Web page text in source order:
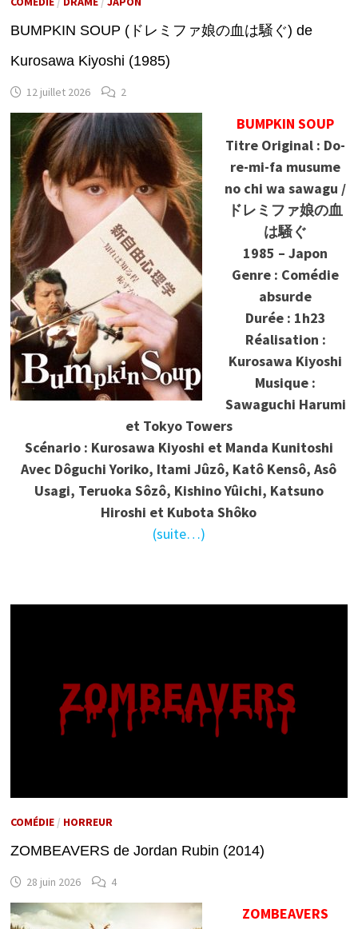
BUMPKIN SOUP (ドレミファ娘の血は騒ぐ) de
Kurosawa Kiyoshi (1985)
12 juillet 2026 2
BUMPKIN SOUP
Titre Original : Do-
re-mi-fa musume
no chi wa sawagu /
ドレミファ娘の血
は騒ぐ
1985 – Japon
Genre : Comédie
absurde
Durée : 1h23
Réalisation :
Kurosawa Kiyoshi
Musique :
Sawaguchi Harumi
et Tokyo Towers
Scénario : Kurosawa Kiyoshi et Manda Kunitoshi
Avec Dôguchi Yoriko, Itami Jûzô, Katô Kensô, Asô
Usagi, Teruoka Sôzô, Kishino Yûichi, Katsuno
Hiroshi et Kubota Shôko
(suite…)
COMÉDIE/ HORREUR
ZOMBEAVERS de Jordan Rubin (2014)
28 juin 2026 4
ZOMBEAVERS